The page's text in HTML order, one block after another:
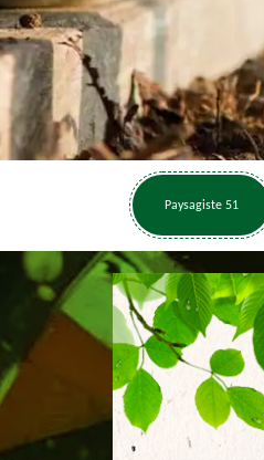
Paysagiste 51